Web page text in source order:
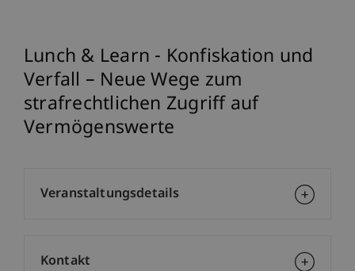
Lunch & Learn - Konfiskation und
Verfall – Neue Wege zum
strafrechtlichen Zugriff auf
Vermögenswerte
Veranstaltungsdetails
Kontakt